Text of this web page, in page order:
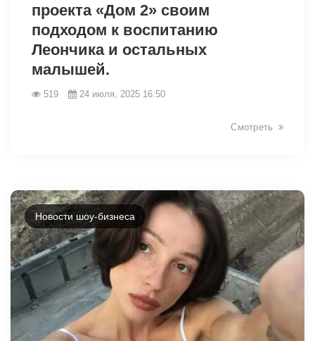
проекта «Дом 2» своим
подходом к воспитанию
Леончика и остальных
малышей.
519 24 июля, 2025 16:50
Смотреть
Новости шоу-бизнеса